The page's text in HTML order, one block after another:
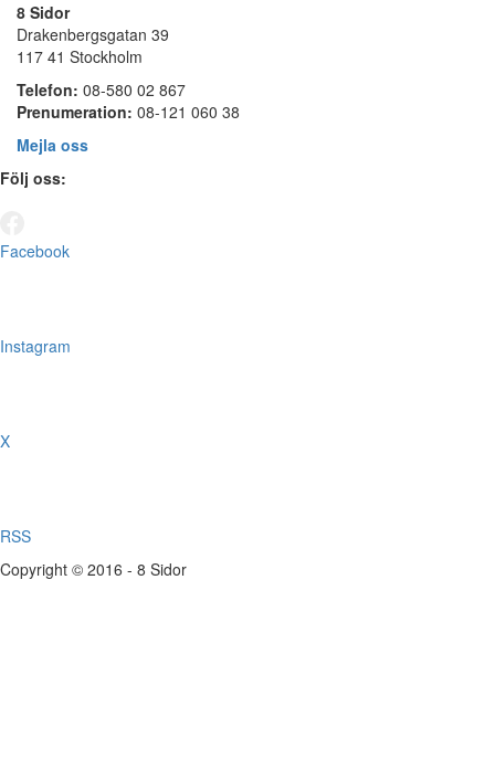
8 Sidor
Drakenbergsgatan 39
117 41 Stockholm
Telefon: 08-580 02 867
Prenumeration: 08-121 060 38
Mejla oss
Följ oss:
Facebook
Instagram
X
RSS
Copyright © 2016 - 8 Sidor